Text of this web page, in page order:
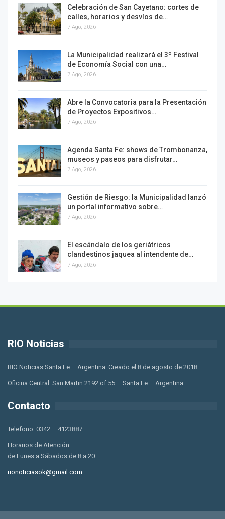
Celebración de San Cayetano: cortes de
calles, horarios y desvíos de…
7 Ago, 2026
La Municipalidad realizará el 3º Festival
de Economía Social con una…
7 Ago, 2026
Abre la Convocatoria para la Presentación
de Proyectos Expositivos…
7 Ago, 2026
Agenda Santa Fe: shows de Trombonanza,
museos y paseos para disfrutar…
7 Ago, 2026
Gestión de Riesgo: la Municipalidad lanzó
un portal informativo sobre…
7 Ago, 2026
El escándalo de los geriátricos
clandestinos jaquea al intendente de…
7 Ago, 2026
RIO Noticias
RIO Noticias Santa Fe – Argentina. Creado el 8 de agosto de 2018.
Oficina Central: San Martin 2192 of 55 – Santa Fe – Argentina
Contacto
Telefono: 0342 – 4123887
Horarios de Atención:
de Lunes a Sábados de 8 a 20
rionoticiasok@gmail.com